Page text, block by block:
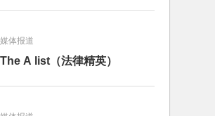
与风险探讨
媒体报道
The A list（法律精英）